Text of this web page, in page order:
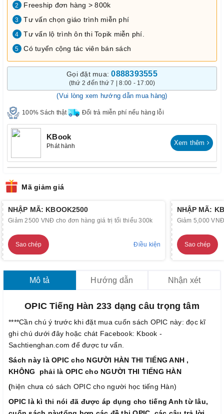
2 Freeship đơn hàng > 800k
3 Tư vấn chọn giáo trình miễn phí
4 Tư vấn lộ trình ôn thi Topik miễn phí.
5 Có tuyển cộng tác viên bán sách
Gọi đặt mua:0888393555
(thứ 2 đến thứ 7 | 8:00 - 17:00)
(Vui lòng xem hướng dẫn mua hàng)
100% Sách thật Đổi trả miễn phí nếu hàng lỗi
KBook
Phát hành Xem thêm
Mã giảm giá
NHẬP MÃ: KBOOK2500
Giảm 2500 VNĐ cho đơn hàng giá trị tối thiểu 300k
Sao chép Điều kiện
NHẬP MÃ:
Giảm 5,000
Sao chép
Mô tả Hướng dẫn Nhận xét
OPIC Tiếng Hàn 233 dạng câu trọng tâm
****Cần chú ý trước khi đặt mua cuốn sách OPIC này: đọc kĩ
ghi chú dưới đây hoặc chát Facebook: Kbook -
Sachtienghan.com để được tư vấn.
Sách này là OPIC cho NGƯỜI HÀN THI TIẾNG ANH ,
KHÔNG phải là OPIC cho NGƯỜI THI TIẾNG HÀN
(hiện chưa có sách OPIC cho người học tiếng Hàn)
OPIC là kì thi nói đã được áp dụng cho tiếng Anh từ lâu,